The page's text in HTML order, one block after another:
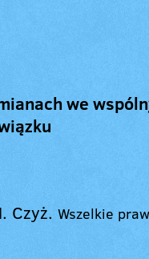
we
Czyż. Wszelkie